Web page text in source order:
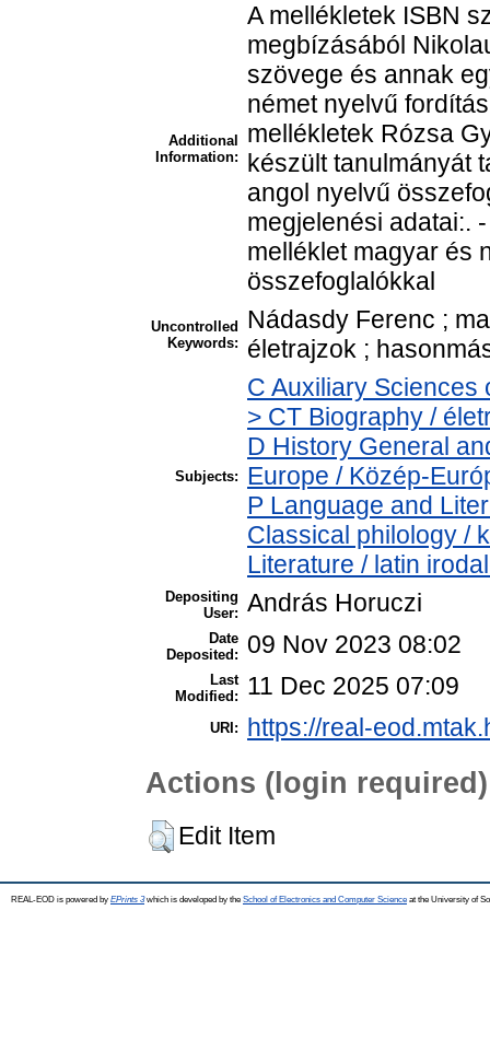
Additional
Information:
A mellékletek ISBN
megbízásából
szövege és annak
német nyelvű
mellékletek Rózsa
készült tanulmányát
angol nyelvű
megjelenési adatai:.
melléklet magyar és
összefoglalókkal
Uncontrolled
Keywords:
Nádasdy Ferenc ;
életrajzok ;
Subjects:
C Auxiliary Sciences
> CT Biography /
D History General
Europe / Közép-
P Language and
Classical philology /
Literature / latin
Depositing
User: András Horuczi
Date
Deposited:
09 Nov 2023 08:02
Last
Modified:
11 Dec 2025 07:09
URI: https://real-
Actions (login required)
Edit Item
REAL-EOD is powered by EPrints 3which is developed by the School of Electronics and Computer Science at the University of